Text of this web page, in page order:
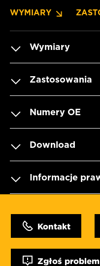
WYMIARY
Wymiary
Zastosowania
Numery OE
Download
Informacje
Kontakt
Zgłoś problem